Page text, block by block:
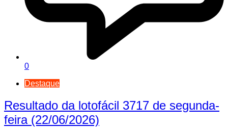
0
Destaque
Resultado da lotofácil 3717 de segunda-
feira (22/06/2026)